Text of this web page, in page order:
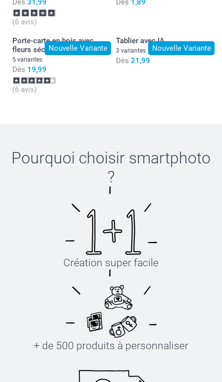
Dès 31,99
(6 avis)
Dès 1,89
Nouvelle Variante
Porte-carte en bois avec
fleurs séchées
5 variantes
Dès 19,99
(6 avis)
Nouvelle Variante
Tablier avec IA
3 variantes
Dès 21,99
Pourquoi choisir smartphoto
?
Création super facile
+ de 500 produits à personnaliser